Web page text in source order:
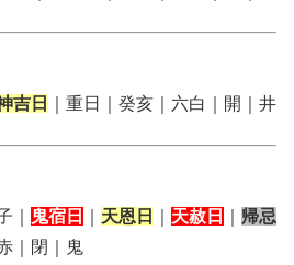
吉日 ｜重日｜癸亥｜六白｜開｜井
｜ 鬼宿日 天恩日 天赦日
帰忌
｜閉｜鬼